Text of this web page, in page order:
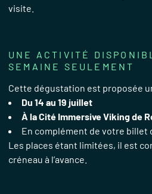
visite.
UNE ACTIVITÉ
SEMAINE SEULEMENT
Cette dégustation est proposée
Du 14 au 19 juillet
À la Cité Immersive Viking de
En complément de votre billet
Les places étant limitées, il est
créneau à l’avance.